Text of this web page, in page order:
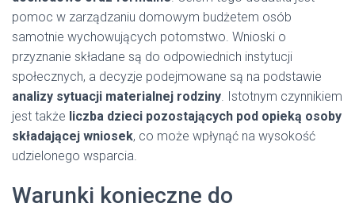
pomoc w zarządzaniu domowym budżetem osób
samotnie wychowujących potomstwo. Wnioski o
przyznanie składane są do odpowiednich instytucji
społecznych, a decyzje podejmowane są na podstawie
analizy sytuacji materialnej rodziny. Istotnym czynnikiem
jest także liczba dzieci pozostających pod opieką osoby
składającej wniosek, co może wpłynąć na wysokość
udzielonego wsparcia.
Warunki konieczne do